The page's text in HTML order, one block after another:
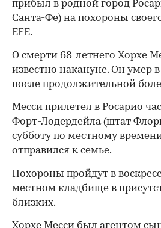
прибыл в родной город
Санта-Фе) на похороны
EFE.
О смерти 68-летнего Хорхе
известно накануне. Он умер
после продолжительной
Месси прилетел в Росарио
Форт-Лодердейла (штат
субботу по местному
отправился к семье.
Похороны пройдут в
местном кладбище в
близких.
Хорхе Месси был агентом